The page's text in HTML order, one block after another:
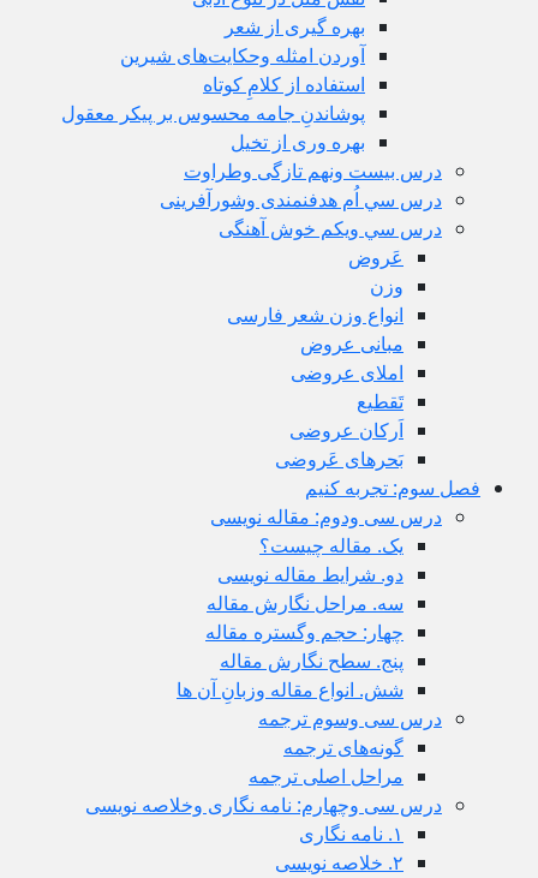
بهره گیری از شعر
آوردن امثله وحکایت‌های شیرین
استفاده از کلامِ کوتاه
پوشاندنِ جامه محسوس بر پیکر معقول
بهره وری از تخیل
درس بيست ونهم تازگی وطراوت
درس سي اُم هدفنمندی وشورآفرینی
درس سي ويكم خوش آهنگی
عَروض
وزن
انواع وزن شعر فارسی
مبانی عروض
املای عروضی
تَقطیع
اَرکان عروضی
بَحرهای عَروضی
فصل سوم: تجربه کنیم
درس سى ودوم: مقاله نویسی
یک. مقاله چیست؟
دو. شرایط مقاله نویسی
سه. مراحل نگارش مقاله
چهار: حجم وگستره مقاله
پنج. سطح نگارش مقاله
شش. انواع مقاله وزبانِ آن ها
درس سى وسوم ترجمه
گونه‌های ترجمه
مراحل اصلی ترجمه
درس سى وچهارم: نامه نگاری وخلاصه نویسی
١. نامه نگاری
٢. خلاصه نویسی